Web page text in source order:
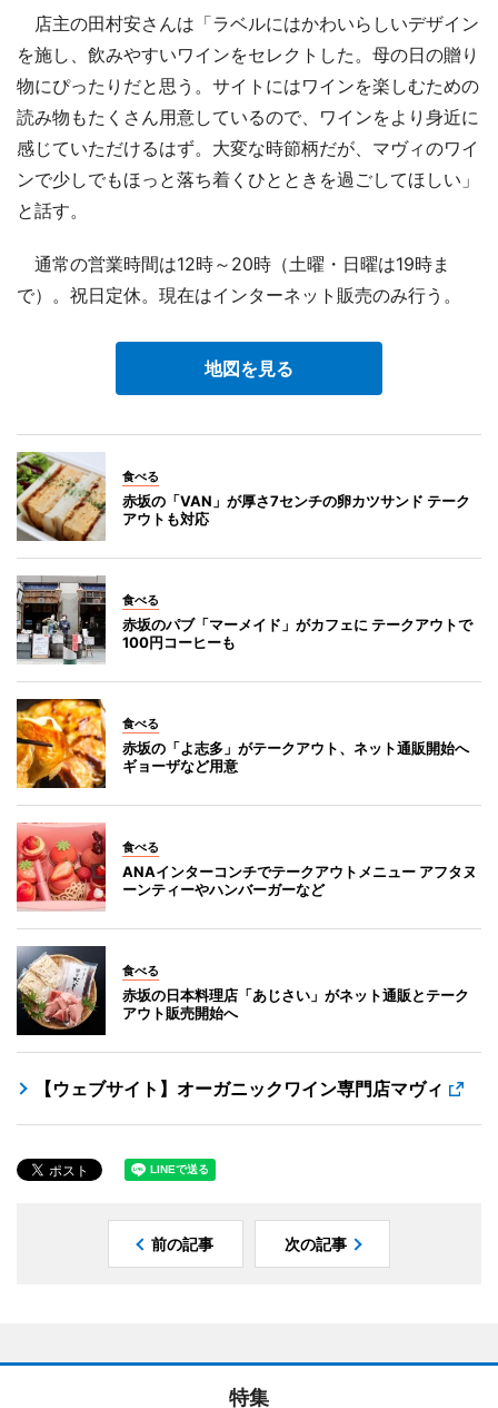
店主の田村安さんは「ラベルにはかわいらしいデザイン
を施し、飲みやすいワインをセレクトした。母の日の贈り
物にぴったりだと思う。サイトにはワインを楽しむための
読み物もたくさん用意しているので、ワインをより身近に
感じていただけるはず。大変な時節柄だが、マヴィのワイ
ンで少しでもほっと落ち着くひとときを過ごしてほしい」
と話す。
通常の営業時間は12時～20時（土曜・日曜は19時ま
で）。祝日定休。現在はインターネット販売のみ行う。
地図を見る
食べる
赤坂の「VAN」が厚さ7センチの卵カツサンド テーク
アウトも対応
食べる
赤坂のパブ「マーメイド」がカフェに テークアウトで
100円コーヒーも
食べる
赤坂の「よ志多」がテークアウト、ネット通販開始へ
ギョーザなど用意
食べる
ANAインターコンチでテークアウトメニュー アフタヌ
ーンティーやハンバーガーなど
食べる
赤坂の日本料理店「あじさい」がネット通販とテーク
アウト販売開始へ
【ウェブサイト】オーガニックワイン専門店マヴィ
前の記事 次の記事
特集